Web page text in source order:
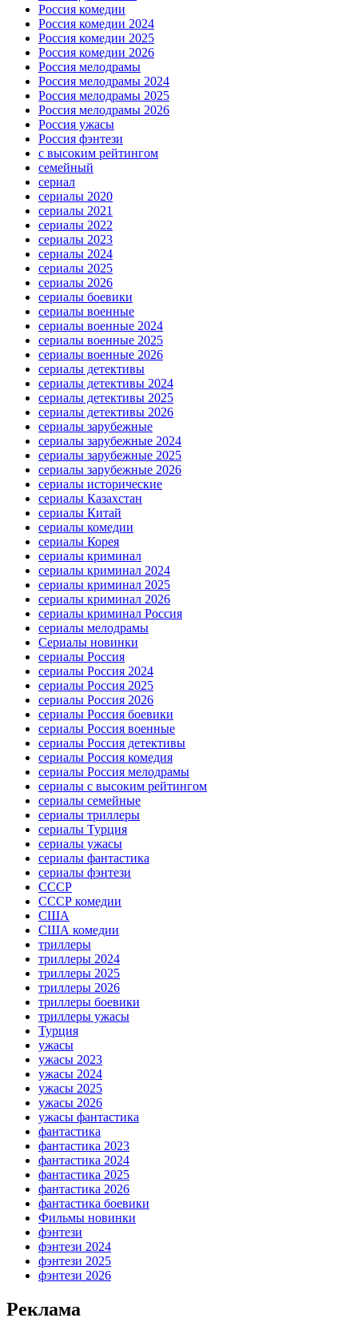
Россия комедии
Россия комедии 2024
Россия комедии 2025
Россия комедии 2026
Россия мелодрамы
Россия мелодрамы 2024
Россия мелодрамы 2025
Россия мелодрамы 2026
Россия ужасы
Россия фэнтези
с высоким рейтингом
семейный
сериал
сериалы 2020
сериалы 2021
сериалы 2022
сериалы 2023
сериалы 2024
сериалы 2025
сериалы 2026
сериалы боевики
сериалы военные
сериалы военные 2024
сериалы военные 2025
сериалы военные 2026
сериалы детективы
сериалы детективы 2024
сериалы детективы 2025
сериалы детективы 2026
сериалы зарубежные
сериалы зарубежные 2024
сериалы зарубежные 2025
сериалы зарубежные 2026
сериалы исторические
сериалы Казахстан
сериалы Китай
сериалы комедии
сериалы Корея
сериалы криминал
сериалы криминал 2024
сериалы криминал 2025
сериалы криминал 2026
сериалы криминал Россия
сериалы мелодрамы
Сериалы новинки
сериалы Россия
сериалы Россия 2024
сериалы Россия 2025
сериалы Россия 2026
сериалы Россия боевики
сериалы Россия военные
сериалы Россия детективы
сериалы Россия комедия
сериалы Россия мелодрамы
сериалы с высоким рейтингом
сериалы семейные
сериалы триллеры
сериалы Турция
сериалы ужасы
сериалы фантастика
сериалы фэнтези
СССР
СССР комедии
США
США комедии
триллеры
триллеры 2024
триллеры 2025
триллеры 2026
триллеры боевики
триллеры ужасы
Турция
ужасы
ужасы 2023
ужасы 2024
ужасы 2025
ужасы 2026
ужасы фантастика
фантастика
фантастика 2023
фантастика 2024
фантастика 2025
фантастика 2026
фантастика боевики
Фильмы новинки
фэнтези
фэнтези 2024
фэнтези 2025
фэнтези 2026
Реклама